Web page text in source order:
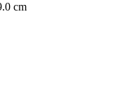
cm